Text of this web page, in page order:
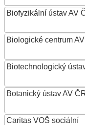
Biofyzikální ústav AV
Biologické centrum
Biotechnologický
Botanický ústav AV
Caritas VOŠ sociální